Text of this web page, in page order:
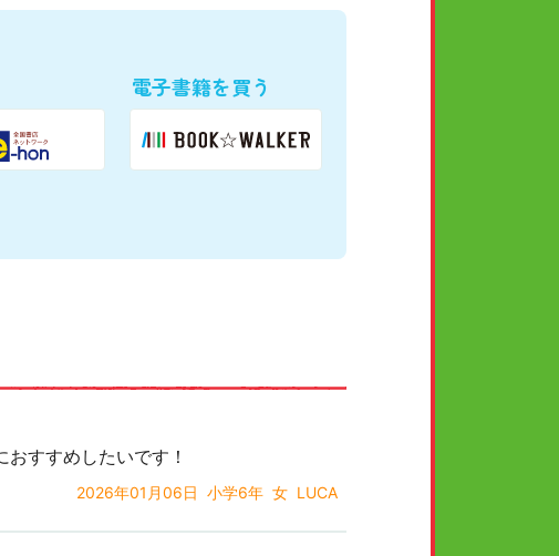
電子書籍を買う
すすめしたいです！
2026年01月06日 小学6年 女 LUCA